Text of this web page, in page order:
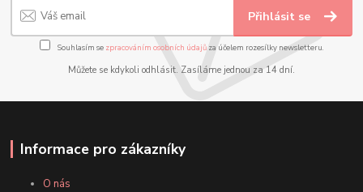
Přihlásit se
Souhlasím se zpracováním osobních údajůza účelem rozesílky newsletteru.
Můžete se kdykoli odhlásit. Zasíláme jednou za 14 dní.
Informace pro zákazníky
O nás